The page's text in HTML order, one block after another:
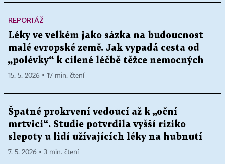
REPORTÁŽ
Léky ve velkém jako sázka na budoucnost
malé evropské země. Jak vypadá cesta od
„polévky“ k cílené léčbě těžce nemocných
15. 5. 2026 ▪ 17 min. čtení
Špatné prokrvení vedoucí až k „oční
mrtvici“. Studie potvrdila vyšší riziko
slepoty u lidí užívajících léky na hubnutí
7. 5. 2026 ▪ 3 min. čtení